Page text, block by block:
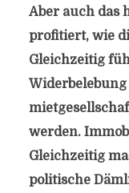
Aber auch das
profitiert, wie
Gleichzeitig
werden.
Gleichzeitig
politische